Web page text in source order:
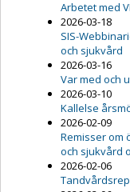
Arbetet med
2026-03-18
SIS-
och sjukvård
2026-03-16
Var med och
2026-03-10
Kallelse
2026-02-09
Remisser om
och sjukvård
2026-02-06